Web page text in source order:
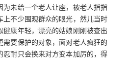
为未给一个老人让座，被老人指指
上不少围观群众的眼光，然儿当时
健康年轻，漂亮的姑娘刚刚被查出
需要保护的对象，面对老人疯狂的
忍耐只会换来对方变本加厉的，得